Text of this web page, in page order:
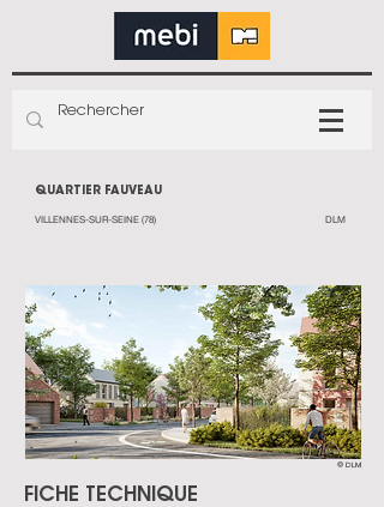
QUARTIER FAUVEAU
VILLENNES-SUR-SEINE (78) DLM
© DLM
FICHE TECHNIQUE